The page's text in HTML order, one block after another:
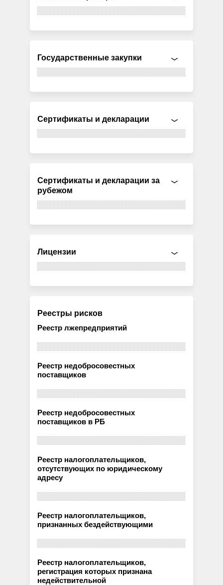
Государственные закупки
Сертификаты и декларации
Сертификаты и декларации за
рубежом
Лицензии
Реестры рисков
Реестр лжепредприятий
Реестр недобросовестных
поставщиков
Реестр недобросовестных
поставщиков в РБ
Реестр налогоплательщиков,
отсутствующих по юридическому
адресу
Реестр налогоплательщиков,
признанных бездействующими
Реестр налогоплательщиков,
регистрация которых признана
недействительной